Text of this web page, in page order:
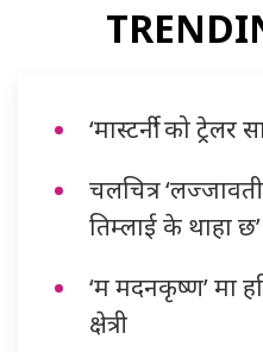
‘मास्टर्नी’ को ट्रेलर
चलचित्र
तिम्लाई के थाहा
‘म मदनकृष्ण’ मा
क्षेत्री